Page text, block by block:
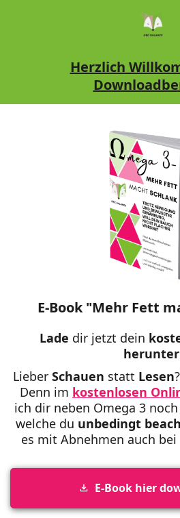
Herzlich
E-Book "Mehr Fett
Lade dir jetzt dein
herunter
Lieber Schauen statt Lesen
Denn im kostenlosen
ich dir neben Omega 3 noch
welche du unbedingt
es mit Abnehmen auch
E-Book hier